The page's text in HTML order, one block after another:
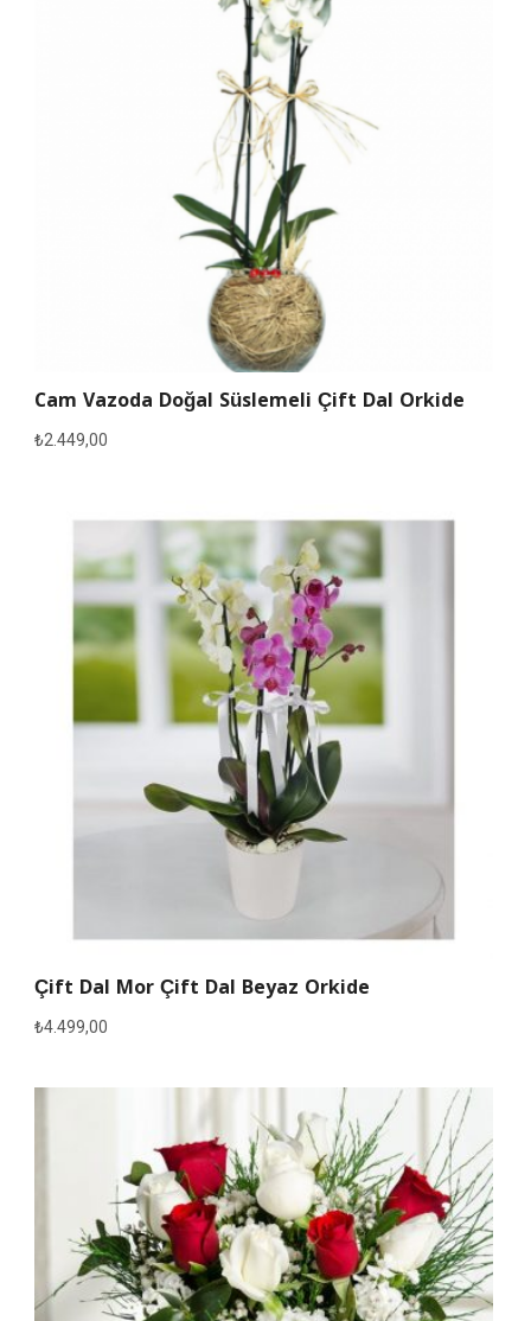
Cam Vazoda Doğal Süslemeli Çift Dal Orkide
₺2.449,00
Çift Dal Mor Çift Dal Beyaz Orkide
₺4.499,00